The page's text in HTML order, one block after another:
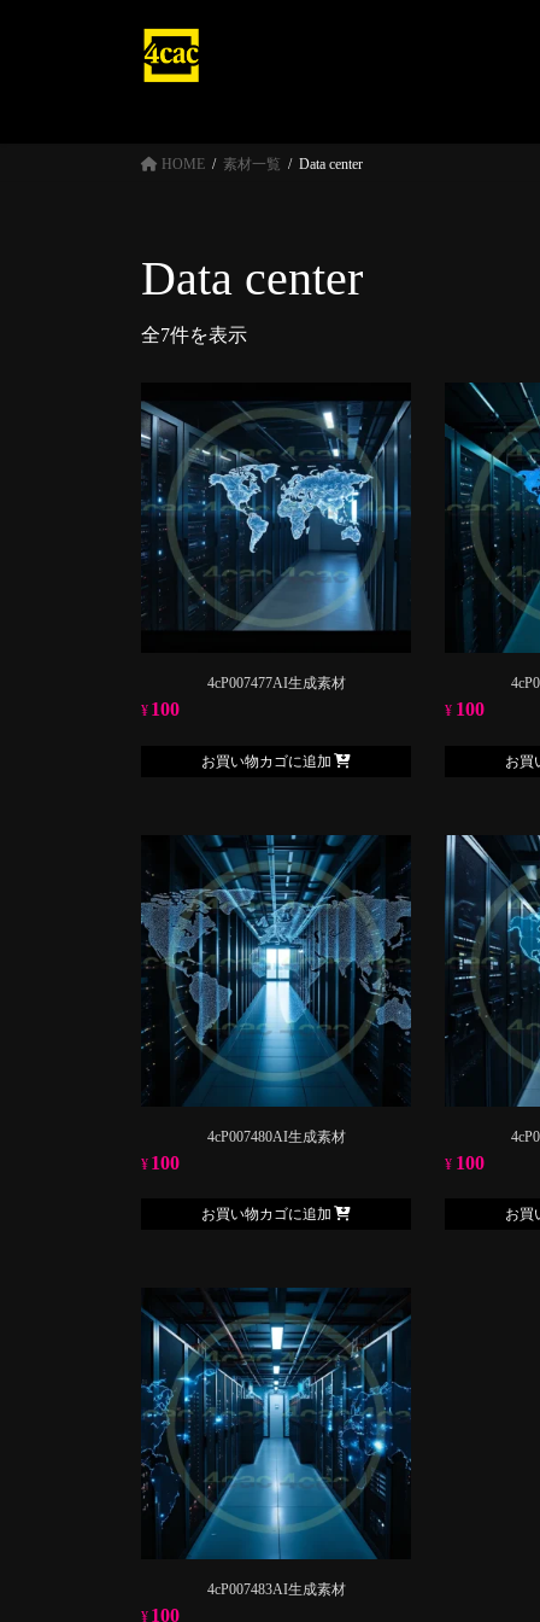
HOME 素材一覧 Data center
Data center
全7件を表示
4cP007477AI生成素材
¥ 100
お買い物カゴに追加
¥ 100
お買
4cP007480AI生成素材
¥ 100
お買い物カゴに追加
¥ 100
お買
4cP007483AI生成素材
¥ 100